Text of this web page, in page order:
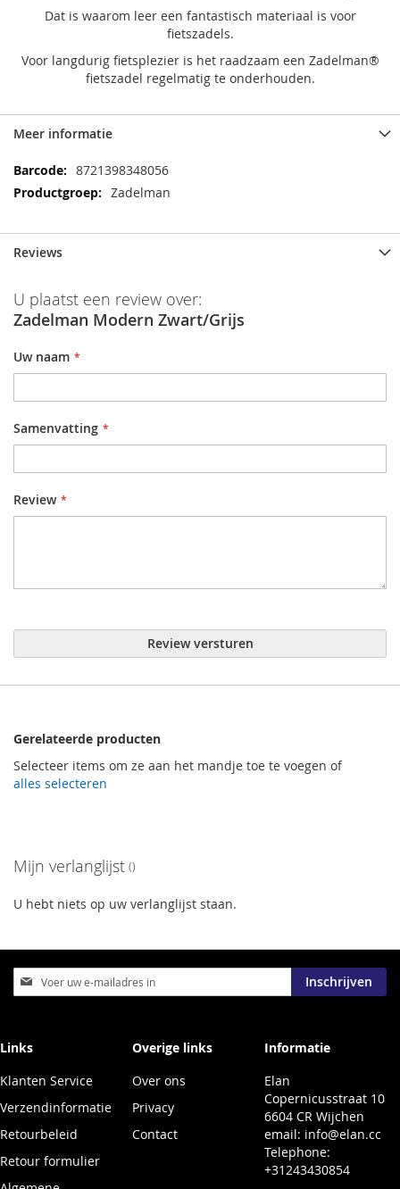
Dat is waarom leer een fantastisch materiaal is voor
fietszadels.
Voor langdurig fietsplezier is het raadzaam een Zadelman®
fietszadel regelmatig te onderhouden.
Meer informatie
Meer
informatie
8721398348056
Zadelman
Reviews
U plaatst een review over:
Zadelman Modern Zwart/Grijs
Uw naam
Samenvatting
Review
Review versturen
Gerelateerde producten
Selecteer items om ze aan het mandje toe te voegen of
alles selecteren
Mijn verlanglijst
U hebt niets op uw verlanglijst staan.
Abonneer
u
nieuwsbrief
Inschrijven
Links
Klanten Service
Verzendinformatie
Retourbeleid
Retour formulier
Overige links
Over ons
Privacy
Contact
Informatie
Elan
Copernicusstraat 10
6604 CR Wijchen
email: info@elan.cc
Telephone:
+31243430854